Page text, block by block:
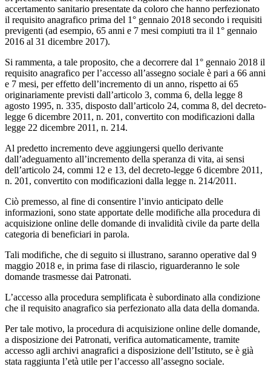
accertamento sanitario presentate da coloro che hanno perfezionato
il requisito anagrafico prima del 1° gennaio 2018 secondo i requisiti
previgenti (ad esempio, 65 anni e 7 mesi compiuti tra il 1° gennaio
2016 al 31 dicembre 2017).
Si rammenta, a tale proposito, che a decorrere dal 1° gennaio 2018 il
requisito anagrafico per l’accesso all’assegno sociale è pari a 66 anni
e 7 mesi, per effetto dell’incremento di un anno, rispetto ai 65
originariamente previsti dall’articolo 3, comma 6, della legge 8
agosto 1995, n. 335, disposto dall’articolo 24, comma 8, del decreto-
legge 6 dicembre 2011, n. 201, convertito con modificazioni dalla
legge 22 dicembre 2011, n. 214.
Al predetto incremento deve aggiungersi quello derivante
dall’adeguamento all’incremento della speranza di vita, ai sensi
dell’articolo 24, commi 12 e 13, del decreto-legge 6 dicembre 2011,
n. 201, convertito con modificazioni dalla legge n. 214/2011.
Ciò premesso, al fine di consentire l’invio anticipato delle
informazioni, sono state apportate delle modifiche alla procedura di
acquisizione online delle domande di invalidità civile da parte della
categoria di beneficiari in parola.
Tali modifiche, che di seguito si illustrano, saranno operative dal 9
maggio 2018 e, in prima fase di rilascio, riguarderanno le sole
domande trasmesse dai Patronati.
L’accesso alla procedura semplificata è subordinato alla condizione
che il requisito anagrafico sia perfezionato alla data della domanda.
Per tale motivo, la procedura di acquisizione online delle domande,
a disposizione dei Patronati, verifica automaticamente, tramite
accesso agli archivi anagrafici a disposizione dell’Istituto, se è già
stata raggiunta l’età utile per l’accesso all’assegno sociale.